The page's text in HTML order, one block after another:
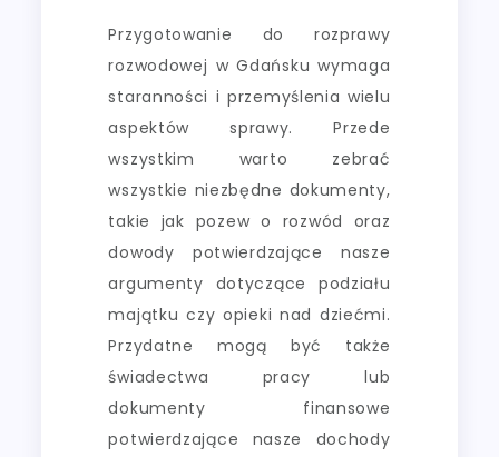
Przygotowanie do rozprawy
rozwodowej w Gdańsku wymaga
staranności i przemyślenia wielu
aspektów sprawy. Przede
wszystkim warto zebrać
wszystkie niezbędne dokumenty,
takie jak pozew o rozwód oraz
dowody potwierdzające nasze
argumenty dotyczące podziału
majątku czy opieki nad dziećmi.
Przydatne mogą być także
świadectwa pracy lub
dokumenty finansowe
potwierdzające nasze dochody